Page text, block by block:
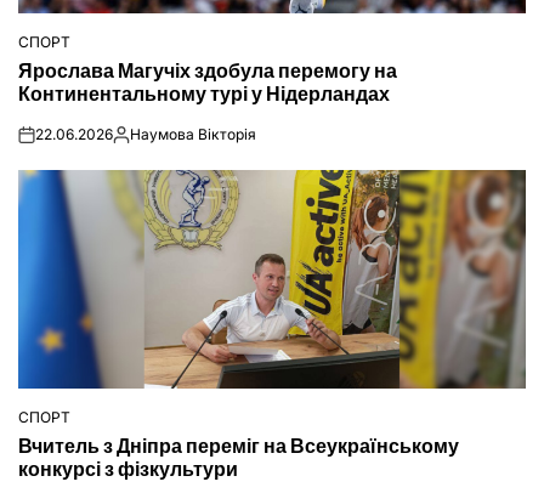
ОПУБЛІКУВАТИ
У
СПОРТ
Ярослава Магучіх здобула перемогу на
Континентальному турі у Нідерландах
on22.06.2026Опубліковано
Наумова Вікторія
ОПУБЛІКУВАТИ
У
СПОРТ
Вчитель з Дніпра переміг на Всеукраїнському
конкурсі з фізкультури